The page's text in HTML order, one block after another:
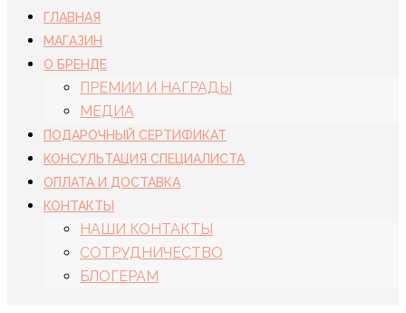
ГЛАВНАЯ
МАГАЗИН
О БРЕНДЕ
ПРЕМИИ И НАГРАДЫ
МЕДИА
ПОДАРОЧНЫЙ СЕРТИФИКАТ
КОНСУЛЬТАЦИЯ СПЕЦИАЛИСТА
ОПЛАТА И ДОСТАВКА
КОНТАКТЫ
НАШИ КОНТАКТЫ
СОТРУДНИЧЕСТВО
БЛОГЕРАМ